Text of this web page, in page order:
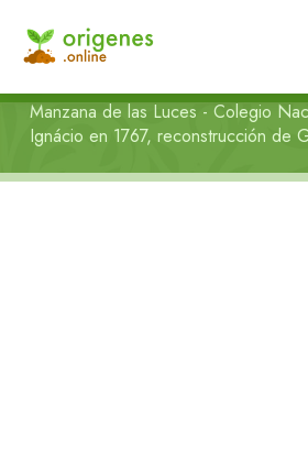
Manzana de las Luces - Colegio
Ignácio en 1767, reconstrucción de